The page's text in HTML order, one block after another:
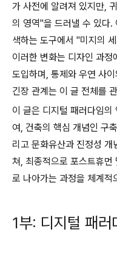
가 사전에 알려져 있지만,
의 영역"을 드러낼 수 있다.
색하는 도구에서 "미지의
이러한 변화는 디자인 과
도입하며, 통제와 우연 사
긴장 관계는 이 글 전체를
이 글은 디지털 패러다임의
여, 건축의 핵심 개념인
리고 문화유산과 진정성
쳐, 최종적으로 포스트휴
로 나아가는 과정을 체계적
1부: 디지털 패러